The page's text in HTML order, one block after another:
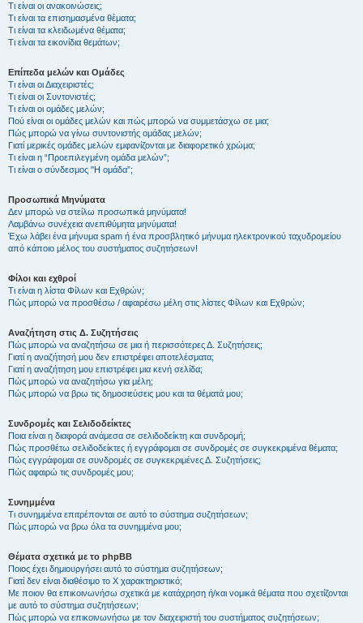
Τι είναι οι ανακοινώσεις;
Τι είναι τα επισημασμένα θέματα;
Τι είναι τα κλειδωμένα θέματα;
Τι είναι τα εικονίδια θεμάτων;
Επίπεδα μελών και Ομάδες
Τι είναι οι Διαχειριστές;
Τι είναι οι Συντονιστές;
Τι είναι οι ομάδες μελών;
Πού είναι οι ομάδες μελών και πώς μπορώ να συμμετάσχω σε μια;
Πώς μπορώ να γίνω συντονιστής ομάδας μελών;
Γιατί μερικές ομάδες μελών εμφανίζονται με διαφορετικό χρώμα;
Τι είναι η “Προεπιλεγμένη ομάδα μελών”;
Τι είναι ο σύνδεσμος "Η ομάδα”;
Προσωπικά Μηνύματα
Δεν μπορώ να στείλω προσωπικά μηνύματα!
Λαμβάνω συνέχεια ανεπιθύμητα μηνύματα!
Έχω λάβει ένα μήνυμα spam ή ένα προσβλητικό μήνυμα ηλεκτρονικού ταχυδρομείου
από κάποιο μέλος του συστήματος συζητήσεων!
Φίλοι και εχθροί
Τι είναι η λίστα Φίλων και Εχθρών;
Πώς μπορώ να προσθέσω / αφαιρέσω μέλη στις λίστες Φίλων και Εχθρών;
Αναζήτηση στις Δ. Συζητήσεις
Πώς μπορώ να αναζητήσω σε μια ή περισσότερες Δ. Συζητήσεις;
Γιατί η αναζήτησή μου δεν επιστρέφει αποτελέσματα;
Γιατί η αναζήτηση μου επιστρέφει μια κενή σελίδα;
Πώς μπορώ να αναζητήσω για μέλη;
Πώς μπορώ να βρω τις δημοσιεύσεις μου και τα θέματά μου;
Συνδρομές και Σελιδοδείκτες
Ποια είναι η διαφορά ανάμεσα σε σελιδοδείκτη και συνδρομή;
Πώς προσθέτω σελιδοδείκτες ή εγγράφομαι σε συνδρομές σε συγκεκριμένα θέματα;
Πώς εγγράφομαι σε συνδρομές σε συγκεκριμένες Δ. Συζητήσεις;
Πώς αφαιρώ τις συνδρομές μου;
Συνημμένα
Τι συνημμένα επιτρέπονται σε αυτό το σύστημα συζητήσεων;
Πώς μπορώ να βρω όλα τα συνημμένα μου;
Θέματα σχετικά με το phpBB
Ποιος έχει δημιουργήσει αυτό το σύστημα συζητήσεων;
Γιατί δεν είναι διαθέσιμο το Χ χαρακτηριστικό;
Με ποιον θα επικοινωνήσω σχετικά με κατάχρηση ή/και νομικά θέματα που σχετίζονται
με αυτό το σύστημα συζητήσεων;
Πώς μπορώ να επικοινωνήσω με τον διαχειριστή του συστήματος συζητήσεων;